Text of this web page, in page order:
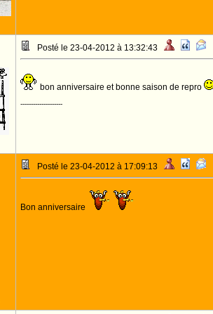
Posté le 23-04-2012 à 13:32:43
bon anniversaire et bonne saison de repro
--------------------
Posté le 23-04-2012 à 17:09:13
Bon anniversaire